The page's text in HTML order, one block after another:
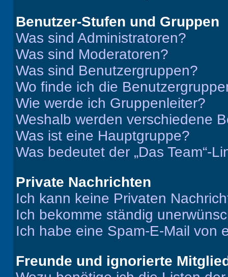
Benutzer-Stufen und Gruppen
Was sind Administratoren?
Was sind Moderatoren?
Was sind Benutzergruppen?
Wo finde ich die
Wie werde ich Gruppenleiter?
Weshalb werden verschiedene
Was ist eine Hauptgruppe?
Was bedeutet der „Das Team“-
Private Nachrichten
Ich kann keine Privaten
Ich bekomme ständig
Ich habe eine Spam-E-Mail von
Freunde und ignorierte